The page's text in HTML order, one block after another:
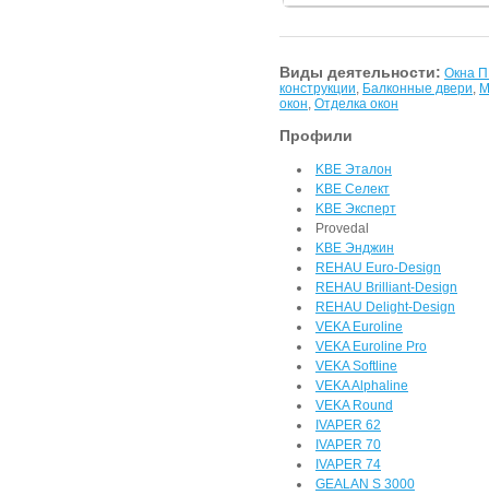
Виды деятельности: Окна
конструкции, Балконные двери,
окон, Отделка окон
Профили
KBE Эталон
KBE Селект
KBE Эксперт
Provedal
KBE Энджин
REHAU Euro-Design
REHAU Brilliant-Design
REHAU Delight-Design
VEKA Euroline
VEKA Euroline Pro
VEKA Softline
VEKA Alphaline
VEKA Round
IVAPER 62
IVAPER 70
IVAPER 74
GEALAN S 3000